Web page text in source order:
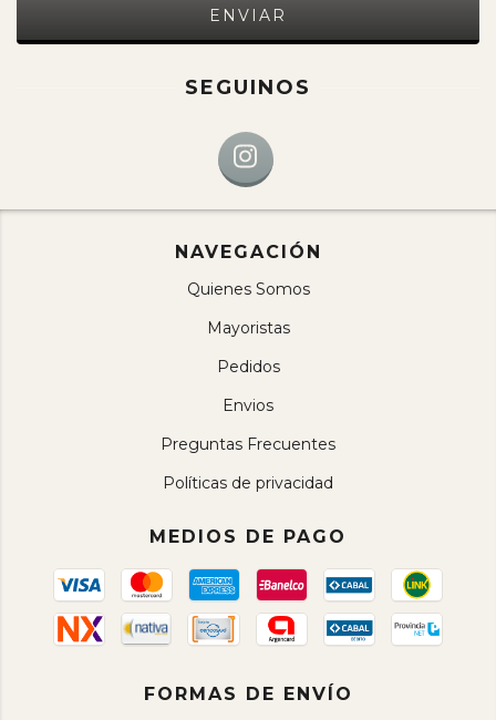
SEGUINOS
NAVEGACIÓN
Quienes Somos
Mayoristas
Pedidos
Envios
Preguntas Frecuentes
Políticas de privacidad
MEDIOS DE PAGO
FORMAS DE ENVÍO